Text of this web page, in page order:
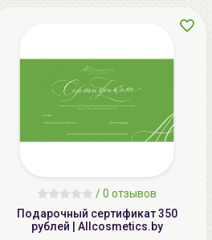
/0 отзывов
Подарочный сертификат 350
рублей | Allcosmetics.by